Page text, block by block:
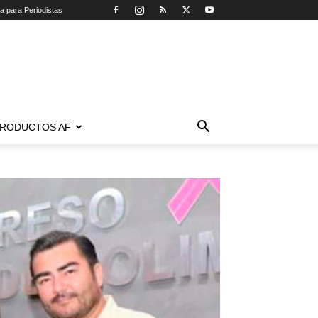
para Periodistas
AF